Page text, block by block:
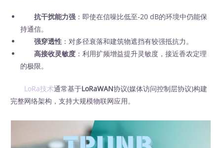
抗干扰能力强 ：即使在信噪比低至-20 dB的环境中仍能保
持通信。
强穿透性 ：对多径衰落和建筑物遮挡有较强抵抗力。
高接收灵敏度 ：利用扩频增益提升灵敏度，接近香农定理
的极限。
LoRa技术通常基于LoRaWAN协议(媒体访问控制层协议)构建
完整网络架构，支持大规模物联网应用。